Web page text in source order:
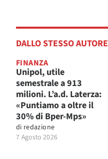
DALLO STESSO AUTORE
FINANZA
Unipol, utile
semestrale a 913
milioni. L’a.d. Laterza:
«Puntiamo a oltre il
30% di Bper-Mps»
di redazione
7 Agosto 2026